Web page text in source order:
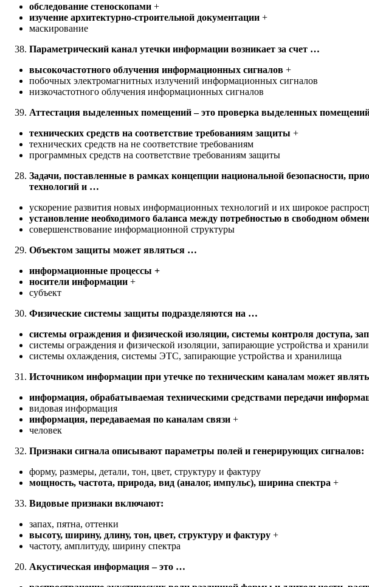
обследование стеноскопами +
изучение архитектурно-строительной документации +
маскирование
Параметрический канал утечки информации возникает за счет …
высокочастотного облучения информационных сигналов +
побочных электромагнитных излучений информационных сигналов
низкочастотного облучения информационных сигналов
Аттестация выделенных помещений – это проверка выделенных
технических средств на соответствие требованиям защиты +
технических средств на не соответствие требованиям
программных средств на соответствие требованиям защиты
Задачи, поставленные в рамках концепции национальной безопасности,
технологий и …
ускорение развития новых информационных технологий и их широкое
установление необходимого баланса между потребностью в свободном
совершенствование информационной структуры
Объектом защиты может являться …
информационные процессы +
носители информации +
субъект
Физические системы защиты подразделяются на …
системы ограждения и физической изоляции, системы контроля доступа,
системы ограждения и физической изоляции, запирающие устройства и
системы охлаждения, системы ЭТС, запирающие устройства и хранилища
Источником информации при утечке по техническим каналам может
информация, обрабатываемая техническими средствами передачи
видовая информация
информация, передаваемая по каналам связи +
человек
Признаки сигнала описывают параметры полей и генерирующих сигналов:
форму, размеры, детали, тон, цвет, структуру и фактуру
мощность, частота, природа, вид (аналог, импульс), ширина спектра +
Видовые признаки включают:
запах, пятна, оттенки
высоту, ширину, длину, тон, цвет, структуру и фактуру +
частоту, амплитуду, ширину спектра
Акустическая информация – это …